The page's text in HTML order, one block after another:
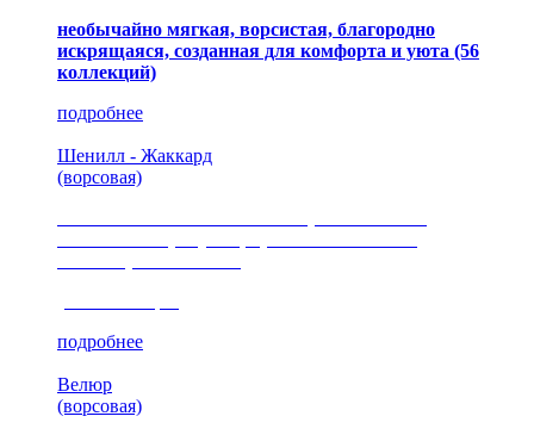
необычайно мягкая, ворсистая, благородно
искрящаяся, созданная для комфорта и уюта (56
коллекций)
подробнее
Шенилл - Жаккард
(ворсовая)
подробнее
Велюр
(ворсовая)